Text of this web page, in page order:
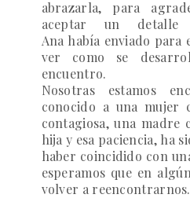
abrazarla, para
aceptar un
Ana había enviado para
ver como se
encuentro.
Nosotras estamos
conocido a una mujer
contagiosa, una madre
hija y esa paciencia, ha
haber coincidido con
esperamos que en
volver a reencontrarnos.